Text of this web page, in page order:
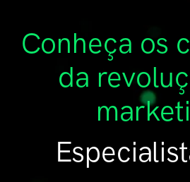
Conheça os
da